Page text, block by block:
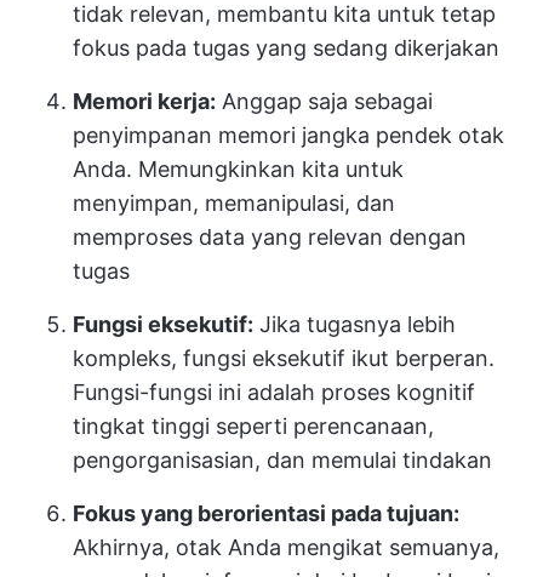
tidak relevan, membantu kita untuk tetap
fokus pada tugas yang sedang dikerjakan
Memori kerja: Anggap saja sebagai
penyimpanan memori jangka pendek otak
Anda. Memungkinkan kita untuk
menyimpan, memanipulasi, dan
memproses data yang relevan dengan
tugas
Fungsi eksekutif: Jika tugasnya lebih
kompleks, fungsi eksekutif ikut berperan.
Fungsi-fungsi ini adalah proses kognitif
tingkat tinggi seperti perencanaan,
pengorganisasian, dan memulai tindakan
Fokus yang berorientasi pada tujuan:
Akhirnya, otak Anda mengikat semuanya,